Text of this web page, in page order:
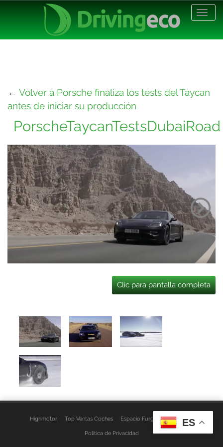
← Volver a Porsche finaliza los tests del Taycan
antes de iniciar su producción
PorscheTaycanTestsDubaiRoad
Clic para pantalla completa
Highmotor Top Ventas Coches Espacio Furgo Aviso Legal
Política de Privacidad
ES